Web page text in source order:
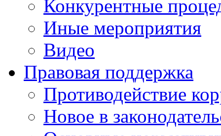
Конкурентные
Иные мероприятия
Видео
Правовая поддержка
Противодействие
Новое в